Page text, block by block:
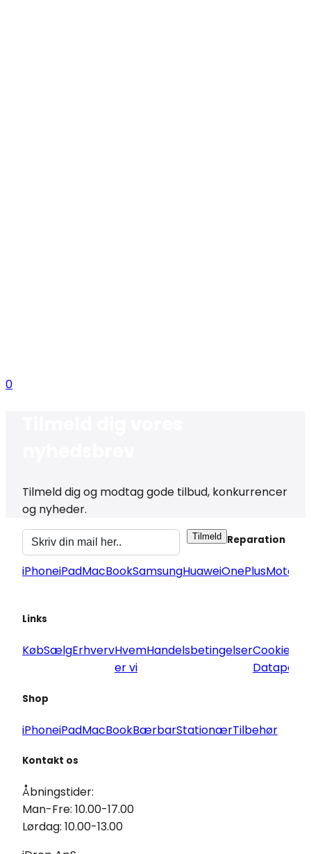
0
Tilmeld dig og modtag gode tilbud, konkurrencer
og nyheder.
Tilmeld Reparation
iPhoneiPadMacBookSamsungHuaweiOnePlus
Links
KøbSælgErhvervHvem
er vi
HandelsbetingelserCookie og
Shop
iPhoneiPadMacBookBærbarStationærTilbehør
Kontakt os
Åbningstider:
Man-Fre: 10.00-17.00
Lørdag: 10.00-13.00